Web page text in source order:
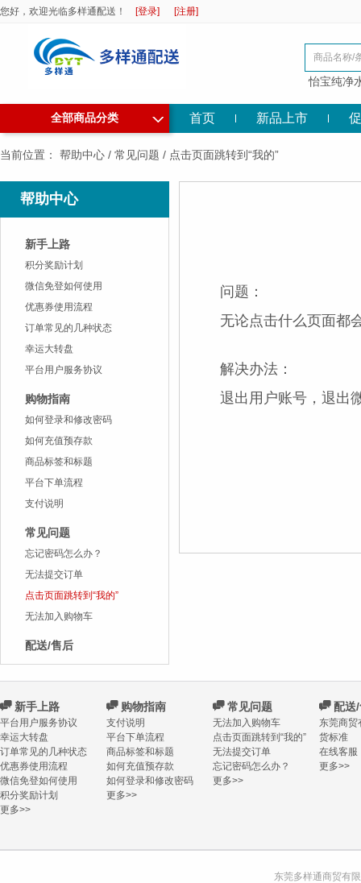
您好，欢迎光临多样通配送！ [登录] [注册]
怡宝纯净
全部商品分类 ◇ 首页 新品上市
当前位置： 帮助中心 / 常见问题 / 点击页面跳转到“我的”
帮助中心
新手上路
积分奖励计划
微信免登如何使用
优惠券使用流程
订单常见的几种状态
幸运大转盘
平台用户服务协议
购物指南
如何登录和修改密码
如何充值预存款
商品标签和标题
平台下单流程
支付说明
常见问题
忘记密码怎么办？
无法提交订单
点击页面跳转到“我的”
无法加入购物车
配送/售后
问题：
无论点击什么页面都
解决办法：
退出用户账号，退出
C新手上路
平台用户服务协议
幸运大转盘
订单常见的几种状态
优惠券使用流程
微信免登如何使用
积分奖励计划
更多>>
C购物指南
支付说明
平台下单流程
商品标签和标题
如何充值预存款
如何登录和修改密码
更多>>
C常见问题
无法加入购物车
点击页面跳转到“我的”
无法提交订单
忘记密码怎么办？
更多>>
C配送/
东莞商贸
货标准
在线客服
更多>>
东莞多样通商贸有